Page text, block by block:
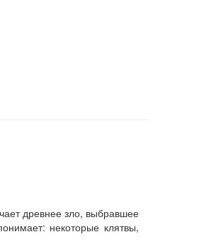
древнее зло, выбравшее
некоторые клятвы,